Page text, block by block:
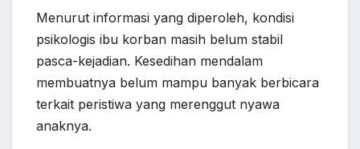
Menurut informasi yang diperoleh, kondisi
psikologis ibu korban masih belum stabil
pasca-kejadian. Kesedihan mendalam
membuatnya belum mampu banyak berbicara
terkait peristiwa yang merenggut nyawa
anaknya.